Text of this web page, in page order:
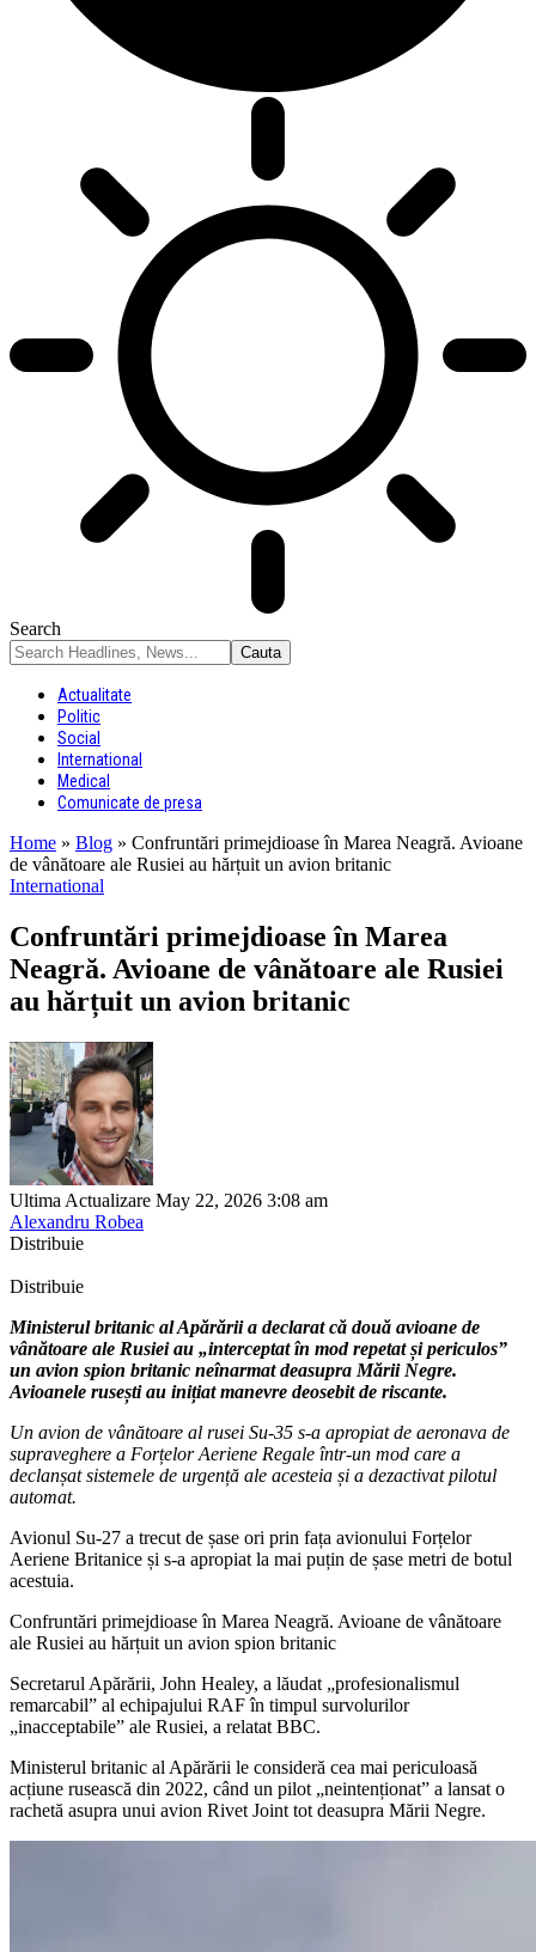
Search
Actualitate
Politic
Social
International
Medical
Comunicate de presa
Home » Blog » Confruntări primejdioase în Marea Neagră. Avioane
de vânătoare ale Rusiei au hărțuit un avion britanic
International
Confruntări primejdioase în Marea
Neagră. Avioane de vânătoare ale Rusiei
au hărțuit un avion britanic
Ultima Actualizare May 22, 2026 3:08 am
Alexandru Robea
Distribuie
Distribuie
Ministerul britanic al Apărării a declarat că două avioane de
vânătoare ale Rusiei au „interceptat în mod repetat și periculos”
un avion spion britanic neînarmat deasupra Mării Negre.
Avioanele rusești au inițiat manevre deosebit de riscante.
Un avion de vânătoare al rusei Su-35 s-a apropiat de aeronava de
supraveghere a Forțelor Aeriene Regale într-un mod care a
declanșat sistemele de urgență ale acesteia și a dezactivat pilotul
automat.
Avionul Su-27 a trecut de șase ori prin fața avionului Forțelor
Aeriene Britanice și s-a apropiat la mai puțin de șase metri de botul
acestuia.
Confruntări primejdioase în Marea Neagră. Avioane de vânătoare
ale Rusiei au hărțuit un avion spion britanic
Secretarul Apărării, John Healey, a lăudat „profesionalismul
remarcabil” al echipajului RAF în timpul survolurilor
„inacceptabile” ale Rusiei, a relatat BBC.
Ministerul britanic al Apărării le consideră cea mai periculoasă
acțiune rusească din 2022, când un pilot „neintenționat” a lansat o
rachetă asupra unui avion Rivet Joint tot deasupra Mării Negre.